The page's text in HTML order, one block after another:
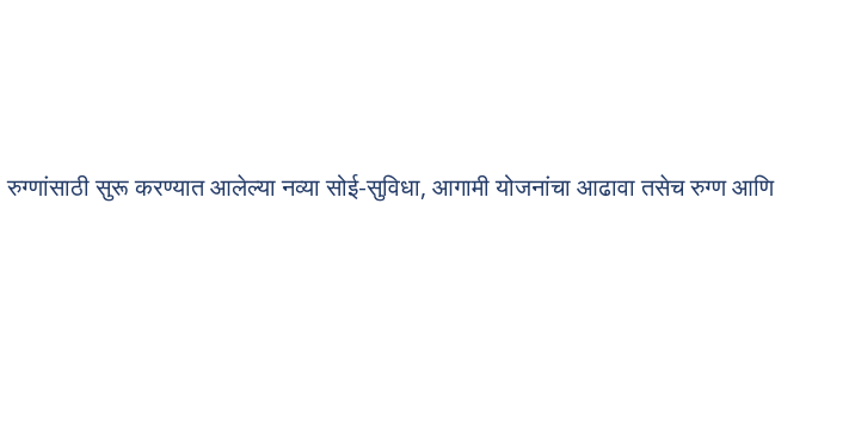
सुरू करण्यात आलेल्या नव्या सोई-सुविधा, आगामी योजनांचा आढावा तसेच रुग्ण आणि